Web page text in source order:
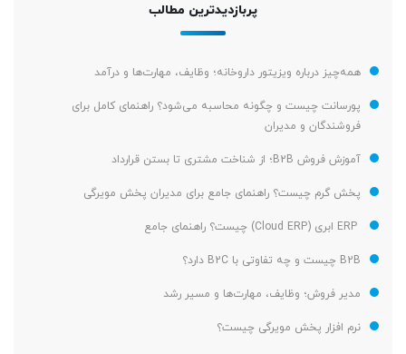
پربازدیدترین مطالب
همه‌چیز درباره ویزیتور داروخانه؛ وظایف، مهارت‌ها و درآمد
پورسانت چیست و چگونه محاسبه می‌شود؟ راهنمای کامل برای
فروشندگان و مدیران
آموزش فروش B2B؛ از شناخت مشتری تا بستن قرارداد
پخش گرم چیست؟ راهنمای جامع برای مدیران پخش مویرگی
B2B چیست و چه تفاوتی با B2C دارد؟
مدیر فروش؛ وظایف، مهارت‌ها و مسیر رشد
نرم افزار پخش مویرگی چیست؟